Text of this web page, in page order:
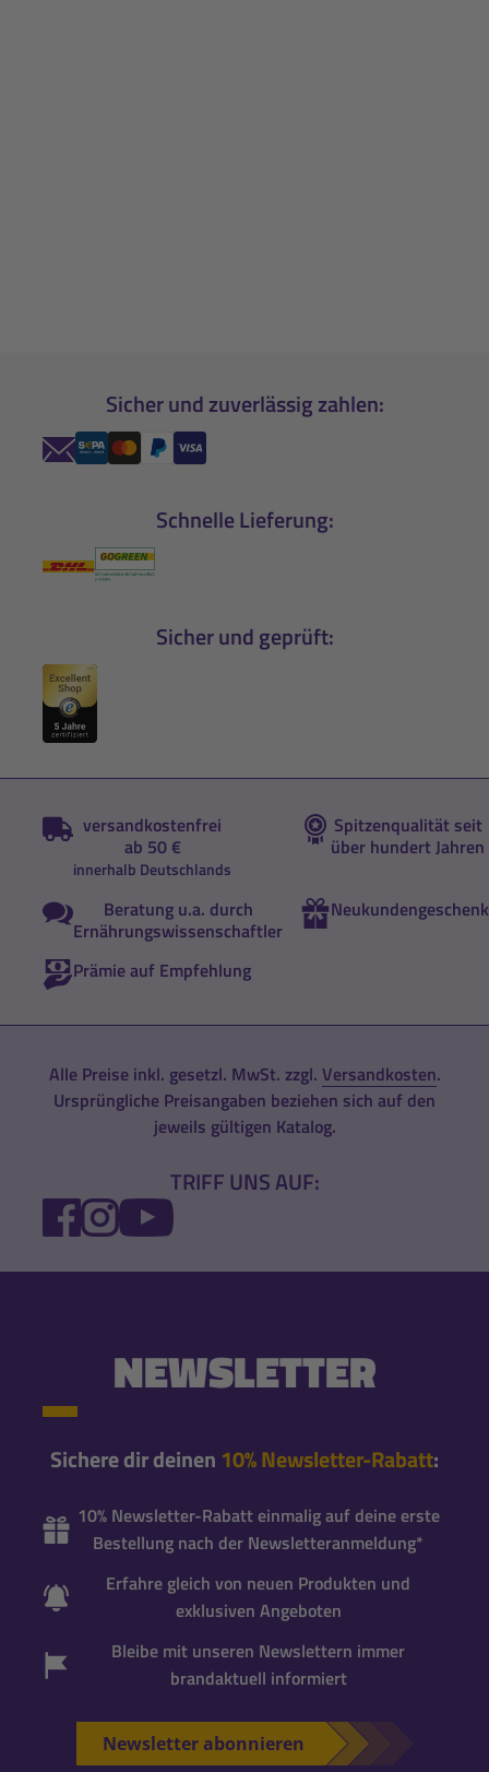
Sicher und zuverlässig zahlen:
Schnelle Lieferung:
Sicher und geprüft:
versandkostenfrei
ab 50 €
innerhalb Deutschlands
Spitzenqualität seit
über hundert Jahren
Beratung u.a. durch
Ernährungswissenschaftler
Neukundengeschenk
Prämie auf Empfehlung
Alle Preise inkl. gesetzl. MwSt. zzgl. Versandkosten.
Ursprüngliche Preisangaben beziehen sich auf den
jeweils gültigen Katalog.
TRIFF UNS AUF:
FACEBOOK
INSTAGRAM
YOUTUBE
NEWSLETTER
Sichere dir deinen 10% Newsletter-Rabatt:
10% Newsletter-Rabatt einmalig auf deine erste
Bestellung nach der Newsletteranmeldung*
Erfahre gleich von neuen Produkten und
exklusiven Angeboten
Bleibe mit unseren Newslettern immer
brandaktuell informiert
Newsletter abonnieren